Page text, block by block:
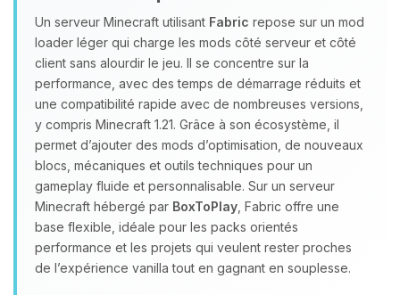
Un serveur Minecraft utilisant Fabric repose sur un mod
loader léger qui charge les mods côté serveur et côté
client sans alourdir le jeu. Il se concentre sur la
performance, avec des temps de démarrage réduits et
une compatibilité rapide avec de nombreuses versions,
y compris Minecraft 1.21. Grâce à son écosystème, il
permet d’ajouter des mods d’optimisation, de nouveaux
blocs, mécaniques et outils techniques pour un
gameplay fluide et personnalisable. Sur un serveur
Minecraft hébergé par BoxToPlay , Fabric offre une
base flexible, idéale pour les packs orientés
performance et les projets qui veulent rester proches
de l’expérience vanilla tout en gagnant en souplesse.
Youpi, enfin quelqu’un pour me
parler ! Moi c’est Choupy, ton petit
assistant BoxToPlay. Dis-moi ce dont
tu as besoin et je vais remuer mes
petits circuits pour t’aider.
08/08/2026 à 05:46